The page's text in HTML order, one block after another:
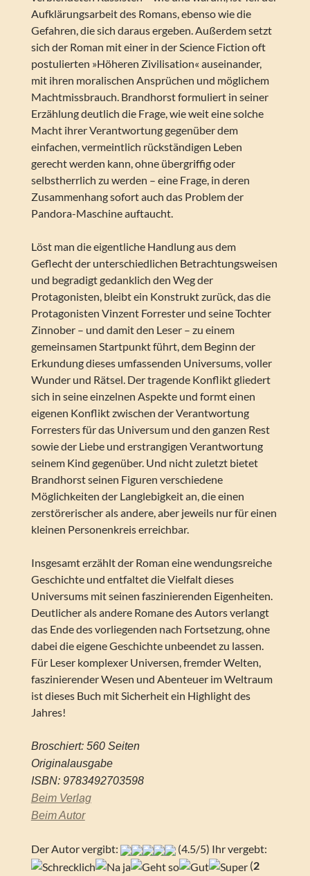
Aufklärungsarbeit des Romans, ebenso wie die
Gefahren, die sich daraus ergeben. Außerdem setzt
sich der Roman mit einer in der Science Fiction oft
postulierten »Höheren Zivilisation« auseinander,
mit ihren moralischen Ansprüchen und möglichem
Machtmissbrauch. Brandhorst formuliert in seiner
Erzählung deutlich die Frage, wie weit eine solche
Macht ihrer Verantwortung gegenüber dem
einfachen, vermeintlich rückständigen Leben
gerecht werden kann, ohne übergriffig oder
selbstherrlich zu werden – eine Frage, in deren
Zusammenhang sofort auch das Problem der
Pandora-Maschine auftaucht.
Löst man die eigentliche Handlung aus dem
Geflecht der unterschiedlichen Betrachtungsweisen
und begradigt gedanklich den Weg der
Protagonisten, bleibt ein Konstrukt zurück, das die
Protagonisten Vinzent Forrester und seine Tochter
Zinnober – und damit den Leser – zu einem
gemeinsamen Startpunkt führt, dem Beginn der
Erkundung dieses umfassenden Universums, voller
Wunder und Rätsel. Der tragende Konflikt gliedert
sich in seine einzelnen Aspekte und formt einen
eigenen Konflikt zwischen der Verantwortung
Forresters für das Universum und den ganzen Rest
sowie der Liebe und erstrangigen Verantwortung
seinem Kind gegenüber. Und nicht zuletzt bietet
Brandhorst seinen Figuren verschiedene
Möglichkeiten der Langlebigkeit an, die einen
zerstörerischer als andere, aber jeweils nur für einen
kleinen Personenkreis erreichbar.
Insgesamt erzählt der Roman eine wendungsreiche
Geschichte und entfaltet die Vielfalt dieses
Universums mit seinen faszinierenden Eigenheiten.
Deutlicher als andere Romane des Autors verlangt
das Ende des vorliegenden nach Fortsetzung, ohne
dabei die eigene Geschichte unbeendet zu lassen.
Für Leser komplexer Universen, fremder Welten,
faszinierender Wesen und Abenteuer im Weltraum
ist dieses Buch mit Sicherheit ein Highlight des
Jahres!
Broschiert: 560 Seiten
Originalausgabe
ISBN: 9783492703598
Beim Verlag
Beim Autor
Der Autor vergibt:
(4.5/5) Ihr vergebt:
(2